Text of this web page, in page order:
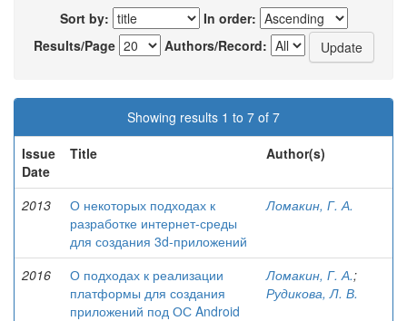
Sort by:
In order:
Results/Page
Authors/Record:
Showing results 1 to 7 of 7
Issue
Date
Title Author(s)
2013
О некоторых подходах к
разработке интернет-среды
для создания 3d-приложений
Ломакин, Г. А.
2016
О подходах к реализации
платформы для создания
приложений под ОС Android
Ломакин, Г. А.;
Рудикова, Л. В.